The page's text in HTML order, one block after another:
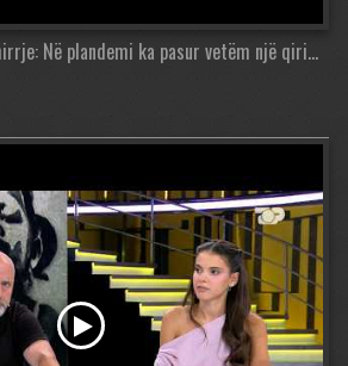
Në plandemi ka pasur vetëm një qiri…